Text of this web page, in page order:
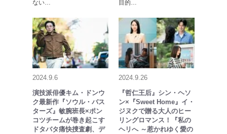
ない… 目的…
2024.9.6
演技派俳優キム・ドンウ
ク最新作『ソウル・バス
ターズ』敏腕班長×ポン
コツチームが巻き起こす
ドタバタ痛快捜査劇、デ
2024.9.26
『哲仁王后』シン・ヘソ
ン×『Sweet Home』イ・
ジヌクで贈る大人のヒー
リングロマンス！『私の
ヘリへ ～惹かれゆく愛の